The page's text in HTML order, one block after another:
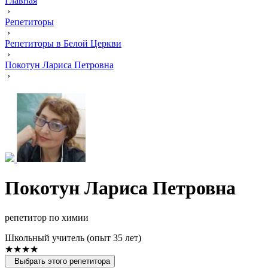
›
Репетиторы
›
Репетиторы в Белой Церкви
›
Покотун Лариса Петровна
›
Покотун Лариса Петровна
репетитор по химии
Школьный учитель (опыт 35 лет)
★★★★
Выбрать этого репетитора